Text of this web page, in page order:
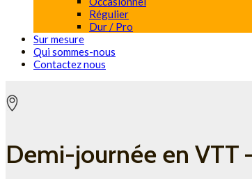
Régulier
Dur / Pro
Sur mesure
Qui sommes-nous
Contactez nous
Demi-journée en VTT